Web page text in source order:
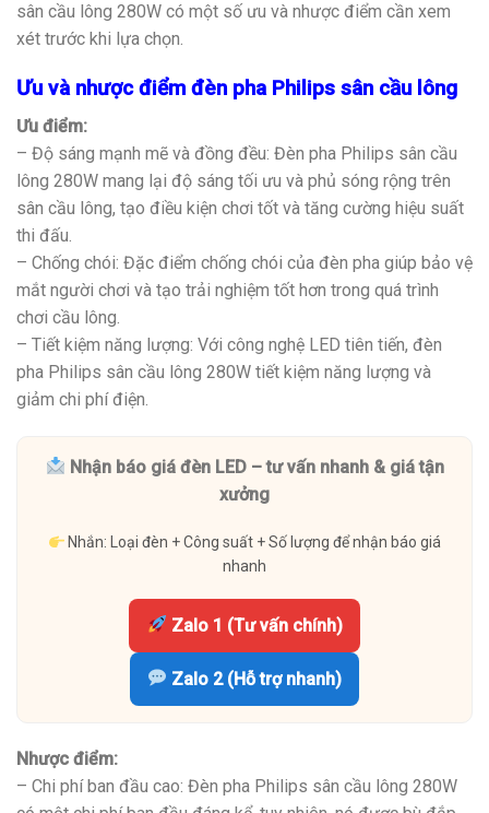
sân cầu lông 280W có một số ưu và nhược điểm cần xem
xét trước khi lựa chọn.
Ưu và nhược điểm đèn pha Philips sân cầu lông
Ưu điểm:
– Độ sáng mạnh mẽ và đồng đều: Đèn pha Philips sân cầu
lông 280W mang lại độ sáng tối ưu và phủ sóng rộng trên
sân cầu lông, tạo điều kiện chơi tốt và tăng cường hiệu suất
thi đấu.
– Chống chói: Đặc điểm chống chói của đèn pha giúp bảo vệ
mắt người chơi và tạo trải nghiệm tốt hơn trong quá trình
chơi cầu lông.
– Tiết kiệm năng lượng: Với công nghệ LED tiên tiến, đèn
pha Philips sân cầu lông 280W tiết kiệm năng lượng và
giảm chi phí điện.
Nhận báo giá đèn LED – tư vấn nhanh & giá tận
xưởng
Nhắn: Loại đèn + Công suất + Số lượng để nhận báo giá
nhanh
Zalo 1 (Tư vấn chính)
Zalo 2 (Hỗ trợ nhanh)
Nhược điểm:
– Chi phí ban đầu cao: Đèn pha Philips sân cầu lông 280W